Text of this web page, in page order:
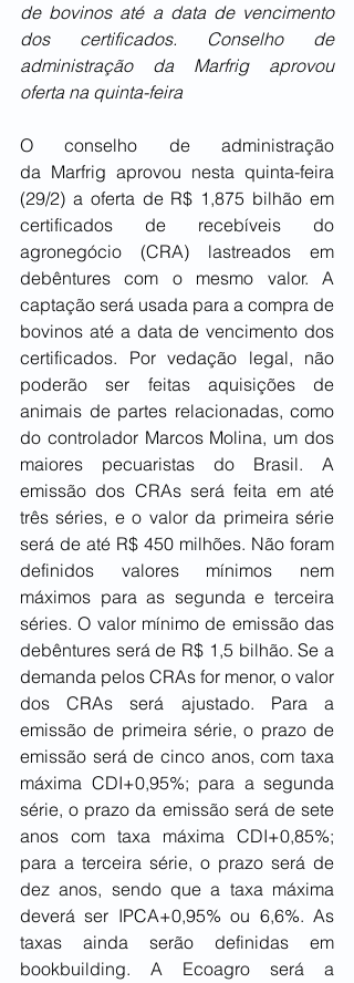
de bovinos até a data de vencimento
dos certificados. Conselho de
administração da Marfrig aprovou
oferta na quinta-feira
O conselho de administração
da Marfrig aprovou nesta quinta-feira
(29/2) a oferta de R$ 1,875 bilhão em
certificados de recebíveis do
agronegócio (CRA) lastreados em
debêntures com o mesmo valor. A
captação será usada para a compra de
bovinos até a data de vencimento dos
certificados. Por vedação legal, não
poderão ser feitas aquisições de
animais de partes relacionadas, como
do controlador Marcos Molina, um dos
maiores pecuaristas do Brasil. A
emissão dos CRAs será feita em até
três séries, e o valor da primeira série
será de até R$ 450 milhões. Não foram
definidos valores mínimos nem
máximos para as segunda e terceira
séries. O valor mínimo de emissão das
debêntures será de R$ 1,5 bilhão. Se a
demanda pelos CRAs for menor, o valor
dos CRAs será ajustado. Para a
emissão de primeira série, o prazo de
emissão será de cinco anos, com taxa
máxima CDI+0,95%; para a segunda
série, o prazo da emissão será de sete
anos com taxa máxima CDI+0,85%;
para a terceira série, o prazo será de
dez anos, sendo que a taxa máxima
deverá ser IPCA+0,95% ou 6,6%. As
taxas ainda serão definidas em
bookbuilding. A Ecoagro será a